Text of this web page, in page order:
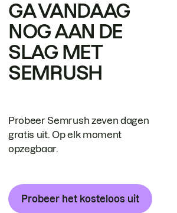
GA VANDAAG
NOG AAN DE
SLAG MET
SEMRUSH
Probeer Semrush zeven dagen
gratis uit. Op elk moment
opzegbaar.
Probeer het kosteloos uit